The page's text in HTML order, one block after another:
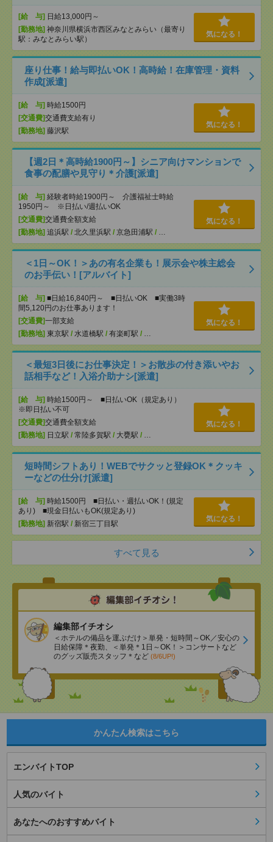
[給 与] 日給13,000円～
[勤務地] 神奈川県横浜市西区みなとみらい（最寄り
駅：みなとみらい駅）
気になる！
座り仕事！給与即払いOK！高時給！在庫管理・資料
作成[派遣]
[給 与] 時給1500円
[交通費]交通費支給有り
[勤務地] 藤沢駅
気になる！
【週2日＊高時給1900円～】シニア向けマンションで
食事の配膳や見守り＊介護[派遣]
[給 与] 経験者時給1900円～ 介護福祉士時給
1950円～ ※日払い/週払いOK
[交通費]交通費全額支給
[勤務地] 追浜駅 / 北久里浜駅 / 京急田浦駅 / …
気になる！
＜1日～OK！＞あの有名企業も！展示会や株主総会
のお手伝い！[アルバイト]
[給 与] ■日給16,840円～ ■日払いOK ■実働3時
間5,120円のお仕事あります！
[交通費]一部支給
[勤務地] 東京駅 / 水道橋駅 / 有楽町駅 / …
気になる！
＜最短3日後にお仕事決定！＞お散歩の付き添いやお
話相手など！入浴介助ナシ[派遣]
[給 与] 時給1500円～ ■日払いOK（規定あり）
※即日払い不可
[交通費]交通費全額支給
[勤務地] 日立駅 / 常陸多賀駅 / 大甕駅 / …
気になる！
短時間シフトあり！WEBでサクッと登録OK＊クッキ
ーなどの仕分け[派遣]
[給 与] 時給1500円 ■日払い・週払いOK！(規定
あり) ■現金日払いもOK(規定あり)
[勤務地] 新宿駅 / 新宿三丁目駅
気になる！
すべて見る
編集部イチオシ
＜ホテルの備品を運ぶだけ＞単発・短時間～OK／安心の
日給保障＊夜勤、＜単発＊1日～OK！＞コンサートなど
のグッズ販売スタッフ＊など (8/6UP!)
かんたん検索はこちら
エンバイトTOP
人気のバイト
あなたへのおすすめバイト